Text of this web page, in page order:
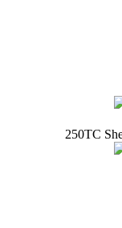
250TC